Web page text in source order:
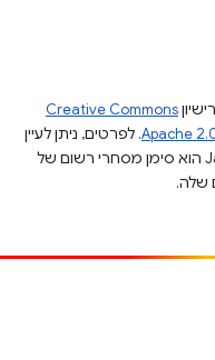
Creative Commons
Apache. לפרטים, ניתן לעיין
.‏ Java הוא סימן מסחרי רשום של